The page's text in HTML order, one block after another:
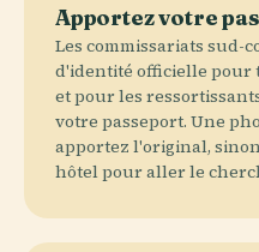
Apportez votre
Les commissariats sud-
d'identité officielle pour
et pour les
votre passeport. Une
apportez l'original,
hôtel pour aller le